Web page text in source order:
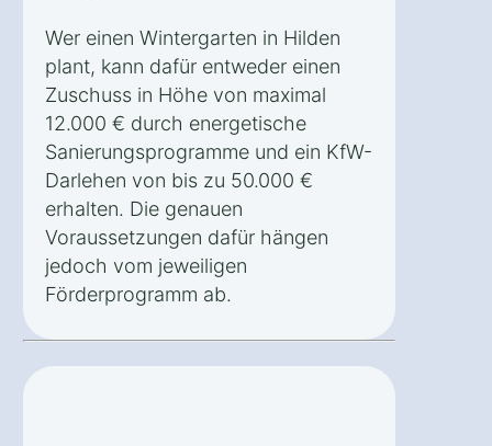
Wer einen Wintergarten in Hilden
plant, kann dafür entweder einen
Zuschuss in Höhe von maximal
12.000 € durch energetische
Sanierungsprogramme und ein KfW-
Darlehen von bis zu 50.000 €
erhalten. Die genauen
Voraussetzungen dafür hängen
jedoch vom jeweiligen
Förderprogramm ab.